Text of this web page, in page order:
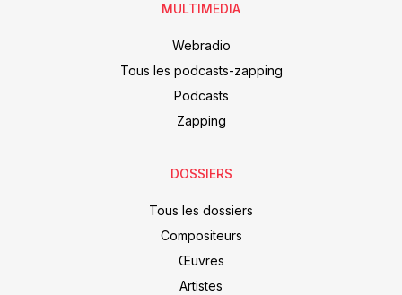
MULTIMEDIA
Webradio
Tous les podcasts-zapping
Podcasts
Zapping
DOSSIERS
Tous les dossiers
Compositeurs
Œuvres
Artistes